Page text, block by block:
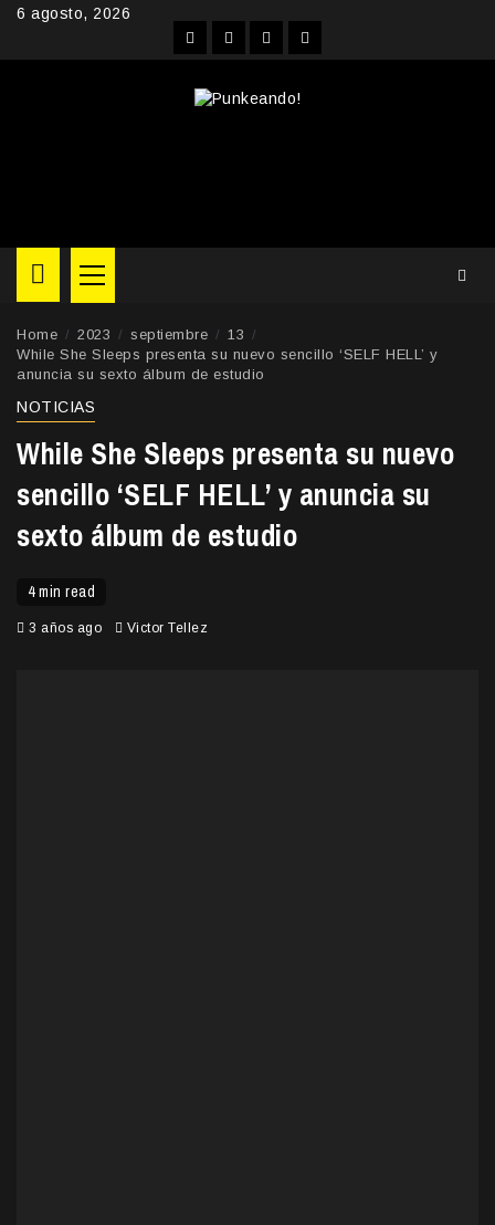
Skip6 agosto, 2026
FacebookInstagram
YouTubeTwitter
Primary
Menu
Home 2023 septiembre
13
While She Sleeps presenta su nuevo sencillo ‘SELF HELL’ y
anuncia su sexto álbum de estudio
NOTICIAS
While She Sleeps presenta su nuevo
sencillo ‘SELF HELL’ y anuncia su
sexto álbum de estudio
4 min read
3 años ago Victor Tellez